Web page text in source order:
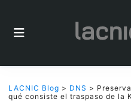
LACNIC Blog > DNS >
qué consiste el traspaso de la